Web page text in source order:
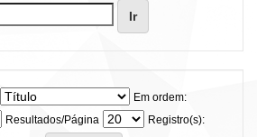
Em ordem:
Resultados/Página
Registro(s):